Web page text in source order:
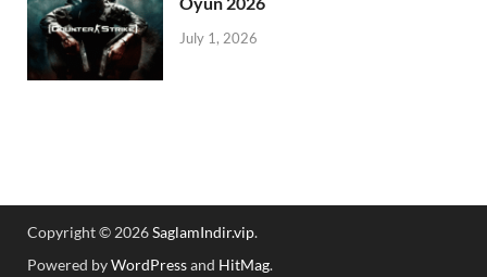
July 1, 2026
Copyright © 2026SaglamIndir.vip.
Powered byWordPressand HitMag.